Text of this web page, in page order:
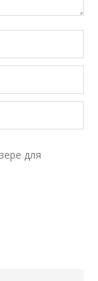
для